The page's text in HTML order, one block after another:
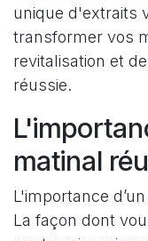
unique d'extraits
transformer vos
revitalisation et
réussie.
matinal
L'importance
La façon dont